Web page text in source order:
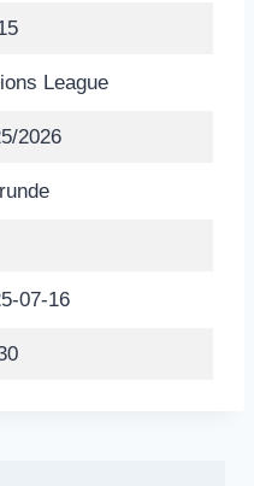
League
2026
07-16